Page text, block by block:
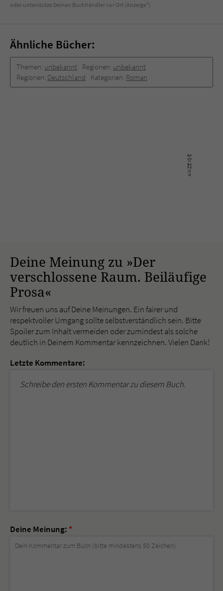
oder unterstütze Deinen Buchhändler vor Ort (Anzeige*)
Ähnliche Bücher:
Themen: unbekannt Regionen: unbekannt
Regionen: Deutschland Kategorien: Roman
Deine Meinung zu »Der
verschlossene Raum. Beiläufige
Prosa«
Wir freuen uns auf Deine Meinungen. Ein fairer und
respektvoller Umgang sollte selbstverständlich sein. Bitte
Spoiler zum Inhalt vermeiden oder zumindest als solche
deutlich in Deinem Kommentar kennzeichnen. Vielen Dank!
Letzte Kommentare:
Schreibe den ersten Kommentar zu diesem Buch.
Deine Meinung: *